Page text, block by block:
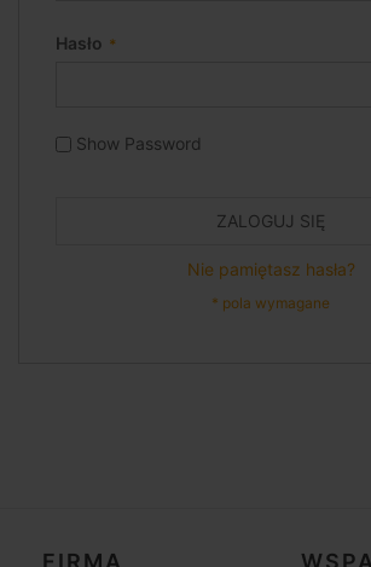
Hasło
Show Password
ZALOGUJ SIĘ
Nie pamiętasz hasła?